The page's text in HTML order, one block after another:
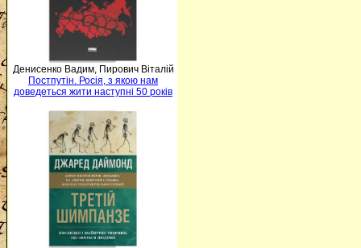
Денисенко Вадим, Пирович Віталій
Постпутін. Росія, з якою нам
доведеться жити наступні 50 років